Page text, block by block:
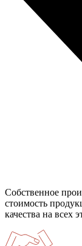
Собственное
стоимость
качества на всех